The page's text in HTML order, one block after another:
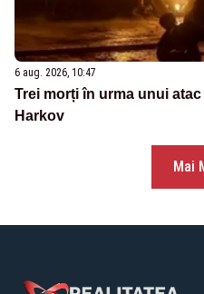
6 aug. 2026, 10:47
Trei morți în urma unui
Harkov
Mai